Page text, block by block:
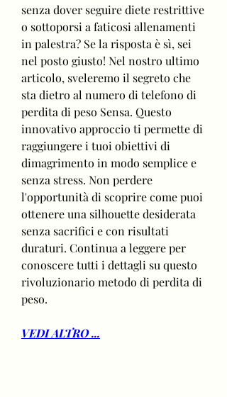
senza dover seguire diete restrittive
o sottoporsi a faticosi allenamenti
in palestra? Se la risposta è sì, sei
nel posto giusto! Nel nostro ultimo
articolo, sveleremo il segreto che
sta dietro al numero di telefono di
perdita di peso Sensa. Questo
innovativo approccio ti permette di
raggiungere i tuoi obiettivi di
dimagrimento in modo semplice e
senza stress. Non perdere
l'opportunità di scoprire come puoi
ottenere una silhouette desiderata
senza sacrifici e con risultati
duraturi. Continua a leggere per
conoscere tutti i dettagli su questo
rivoluzionario metodo di perdita di
peso.
VEDI ALTRO ...